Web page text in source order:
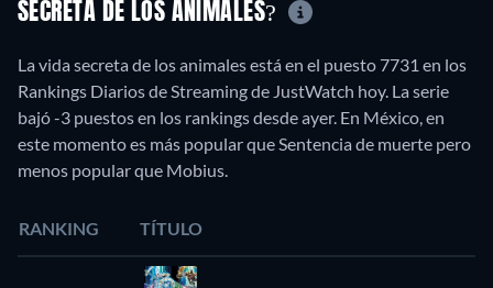
SECRETA DE LOS ANIMALES?
La vida secreta de los animales está en el puesto 7731 en los
Rankings Diarios de Streaming de JustWatch hoy. La serie
bajó -3 puestos en los rankings desde ayer. En México, en
este momento es más popular que Sentencia de muerte pero
menos popular que Mobius.
RANKING TÍTULO